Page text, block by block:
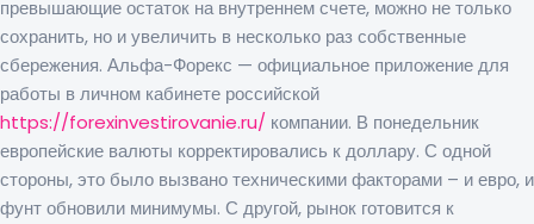
превышающие остаток на внутреннем счете, можно не только
сохранить, но и увеличить в несколько раз собственные
сбережения. Альфа-Форекс — официальное приложение для
работы в личном кабинете российской
https://forexinvestirovanie.ru/ компании. В понедельник
европейские валюты корректировались к доллару. С одной
стороны, это было вызвано техническими факторами – и евро, и
фунт обновили минимумы. С другой, рынок готовится к